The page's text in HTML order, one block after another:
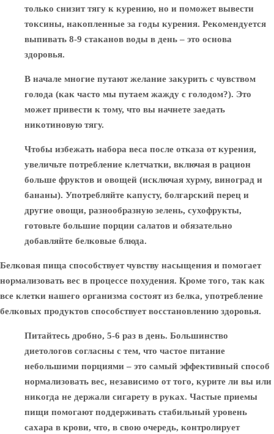
только снизит тягу к курению, но и поможет вывести
токсины, накопленные за годы курения. Рекомендуется
выпивать 8-9 стаканов воды в день – это основа
здоровья.
В начале многие путают желание закурить с чувством
голода (как часто мы путаем жажду с голодом?). Это
может привести к тому, что вы начнете заедать
никотиновую тягу.
Чтобы избежать набора веса после отказа от курения,
увеличьте потребление клетчатки, включая в рацион
больше фруктов и овощей (исключая хурму, виноград и
бананы). Употребляйте капусту, болгарский перец и
другие овощи, разнообразную зелень, сухофрукты,
готовьте большие порции салатов и обязательно
добавляйте белковые блюда.
Белковая пища способствует чувству насыщения и помогает
нормализовать вес в процессе похудения. Кроме того, так как
все клетки нашего организма состоят из белка, употребление
белковых продуктов способствует восстановлению здоровья.
Питайтесь дробно, 5-6 раз в день. Большинство
диетологов согласны с тем, что частое питание
небольшими порциями – это самый эффективный способ
нормализовать вес, независимо от того, курите ли вы или
никогда не держали сигарету в руках. Частые приемы
пищи помогают поддерживать стабильный уровень
сахара в крови, что, в свою очередь, контролирует